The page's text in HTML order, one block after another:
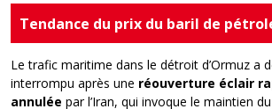
Tendance du prix du baril de
Le trafic maritime dans le détroit d’Ormuz a
interrompu après une réouverture éclair
annulée par l’Iran, qui invoque le maintien du